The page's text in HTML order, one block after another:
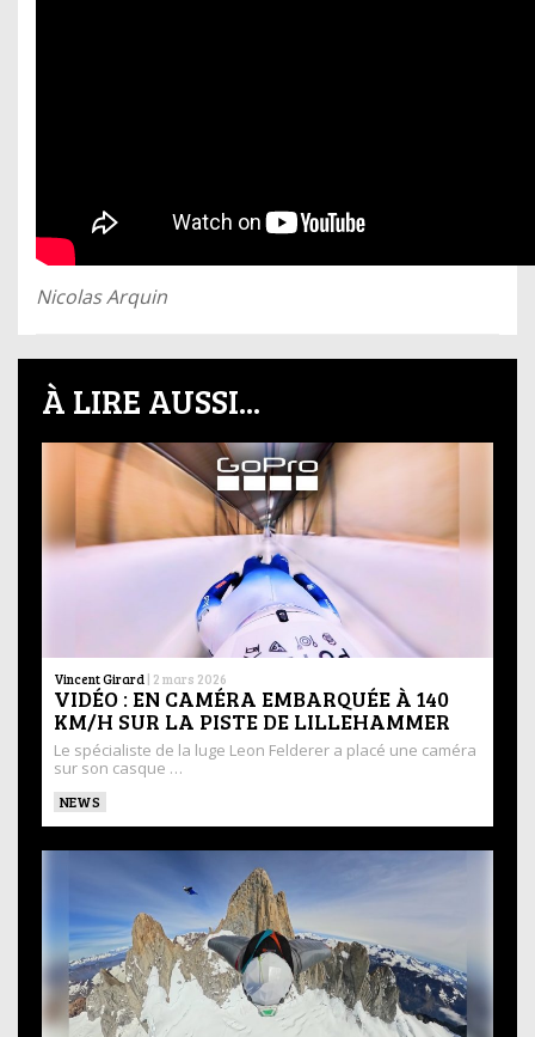
Nicolas Arquin
À LIRE AUSSI...
Vincent Girard | 2 mars 2026
VIDÉO : EN CAMÉRA EMBARQUÉE À 140
KM/H SUR LA PISTE DE LILLEHAMMER
Le spécialiste de la luge Leon Felderer a placé une caméra
sur son casque …
NEWS